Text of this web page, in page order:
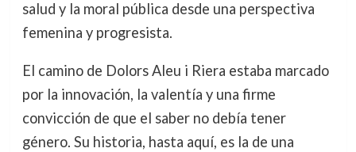
salud y la moral pública desde una perspectiva
femenina y progresista.
El camino de Dolors Aleu i Riera estaba marcado
por la innovación, la valentía y una firme
convicción de que el saber no debía tener
género. Su historia, hasta aquí, es la de una